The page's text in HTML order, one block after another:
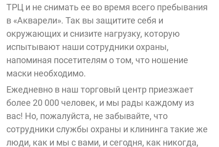
ТРЦ и не снимать ее во время всего пребывания
в «Акварели». Так вы защитите себя и
окружающих и снизите нагрузку, которую
испытывают наши сотрудники охраны,
напоминая посетителям о том, что ношение
маски необходимо.
Ежедневно в наш торговый центр приезжает
более 20 000 человек, и мы рады каждому из
вас! Но, пожалуйста, не забывайте, что
сотрудники службы охраны и клининга такие же
люди, как и мы с вами, и сегодня, как никогда,